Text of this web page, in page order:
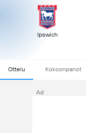
Ipswich
Ottelu Kokoonpanot
Ad